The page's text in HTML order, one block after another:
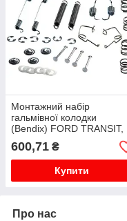
Монтажний набір
гальмівної колодки
(Bendix) FORD TRANSIT,
TRANSIT TOURNEO 2.0-
2.9 01.91-12.00 Комплект
для кріплення
гальмівних...
600,71 ₴
Купити
Про нас